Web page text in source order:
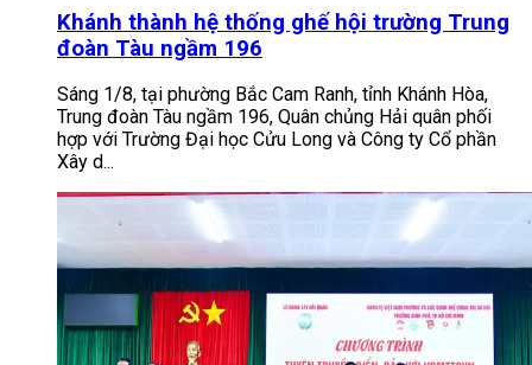
Khánh thành hệ thống ghế hội trường Trung
đoàn Tàu ngầm 196
Sáng 1/8, tại phường Bắc Cam Ranh, tỉnh Khánh Hòa,
Trung đoàn Tàu ngầm 196, Quân chủng Hải quân phối
hợp với Trường Đại học Cửu Long và Công ty Cổ phần
Xây d...